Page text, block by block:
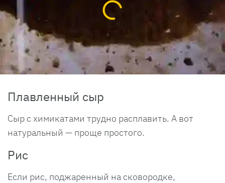
Плавленный сыр
Сыр с химикатами трудно расплавить. А вот
натуральный — проще простого.
Рис
Если рис, поджаренный на сковородке,